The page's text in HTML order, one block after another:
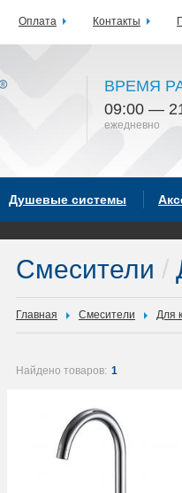
ВРЕМЯ
09:00 —
ежедневно
Душевые системы
Смесители /
Главная Смесители Для
Найдено товаров: 1
Оплата Контакты